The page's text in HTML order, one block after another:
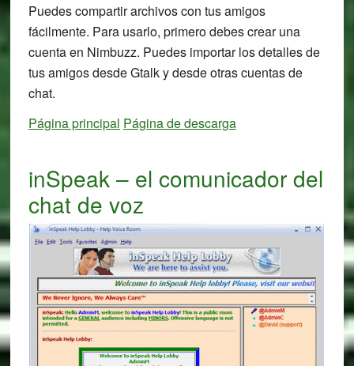
Puedes compartir archivos con tus amigos
fácilmente. Para usarlo, primero debes crear una
cuenta en Nimbuzz. Puedes importar los detalles de
tus amigos desde Gtalk y desde otras cuentas de
chat.
Página principal Página de descarga
inSpeak – el comunicador del
chat de voz